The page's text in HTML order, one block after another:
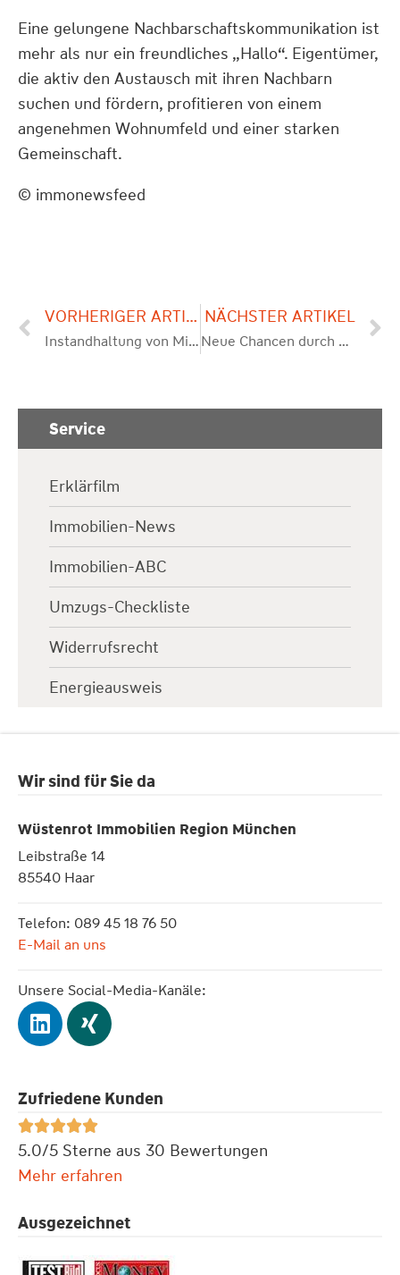
Wir sind für Sie da
Wüstenrot Immobilien Region München
Leibstraße 14
85540 Haar
Telefon: 089 45 18 76 50
E-Mail an uns
Unsere Social-Media-Kanäle:
Zufriedene Kunden

5.0/5 Sterne aus 30 Bewertungen
Mehr erfahren
Ausgezeichnet
Eine gelungene Nachbarschaftskommunikation ist
mehr als nur ein freundliches „Hallo“. Eigentümer,
die aktiv den Austausch mit ihren Nachbarn
suchen und fördern, profitieren von einem
angenehmen Wohnumfeld und einer starken
Gemeinschaft.
© immonewsfeed
VORHERIGER ARTIKEL
Instandhaltung von Mietobjekten: Mehrwert durch regelmäßige Wartung
NÄCHSTER ARTIKEL
Neue Chancen durch Urban Farming: Nachhaltigkeit und Wertsteigerung für Immobilien
Service
Erklärfilm
Immobilien-News
Immobilien-ABC
Umzugs-Checkliste
Widerrufsrecht
Energieausweis